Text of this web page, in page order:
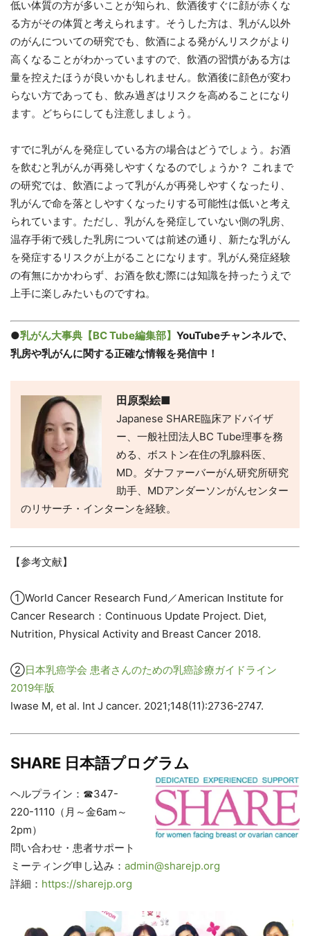
低い体質の方が多いことが知られ、飲酒後すぐに顔が赤くな
る方がその体質と考えられます。そうした方は、乳がん以外
のがんについての研究でも、飲酒による発がんリスクがより
高くなることがわかっていますので、飲酒の習慣がある方は
量を控えたほうが良いかもしれません。飲酒後に顔色が変わ
らない方であっても、飲み過ぎはリスクを高めることになり
ます。どちらにしても注意しましょう。
すでに乳がんを発症している方の場合はどうでしょう。お酒
を飲むと乳がんが再発しやすくなるのでしょうか？ これまで
の研究では、飲酒によって乳がんが再発しやすくなったり、
乳がんで命を落としやすくなったりする可能性は低いと考え
られています。ただし、乳がんを発症していない側の乳房、
温存手術で残した乳房については前述の通り、新たな乳がん
を発症するリスクが上がることになります。乳がん発症経験
の有無にかかわらず、お酒を飲む際には知識を持ったうえで
上手に楽しみたいものですね。
●乳がん大事典【BC Tube編集部】 YouTubeチャンネルで、
乳房や乳がんに関する正確な情報を発信中！
田原梨絵■
Japanese SHARE臨床アドバイザ
ー、一般社団法人BC Tube理事を務
める、ボストン在住の乳腺科医、
MD。ダナファーバーがん研究所研究
助手、MDアンダーソンがんセンター
のリサーチ・インターンを経験。
【参考文献】
①World Cancer Research Fund／American Institute for
Cancer Research：Continuous Update Project. Diet,
Nutrition, Physical Activity and Breast Cancer 2018.
②日本乳癌学会 患者さんのための乳癌診療ガイドライン
2019年版
Iwase M, et al. Int J cancer. 2021;148(11):2736-2747.
SHARE 日本語プログラム
ヘルプライン：☎347-
220-1110（月～金6am～
2pm）
問い合わせ・患者サポート
ミーティング申し込み：​ admin@sharejp.org
詳細： https://sharejp.org